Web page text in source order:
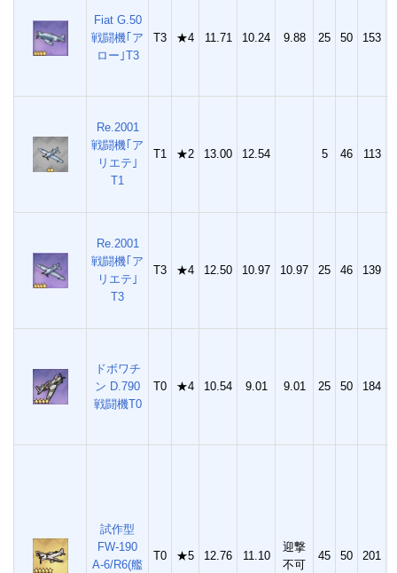
Fiat G.50
戦闘機｢ア
ロー｣T3
T3 ★4 11.71 10.24 9.88 25 50 153
Re.2001
戦闘機｢ア
リエテ｣
T1
T1 ★2 13.00 12.54 5 46 113
Re.2001
戦闘機｢ア
リエテ｣
T3
T3 ★4 12.50 10.97 10.97 25 46 139
ドボワチ
ン D.790
戦闘機T0
T0 ★4 10.54 9.01 9.01 25 50 184
試作型
FW-190
A-6/R6(艦
T0 ★5 12.76 11.10
迎撃
不可
45 50 201